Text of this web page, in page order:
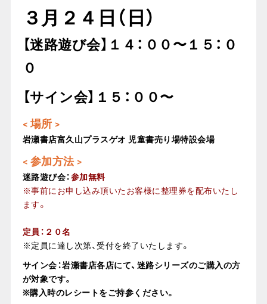
３月２４日（日）
【迷路遊び会】１４：００〜１５：０
０
【サイン会】１５：００〜
< 場所 >
岩瀬書店富久山プラスゲオ 児童書売り場特設会場
< 参加方法 >
迷路遊び会：参加無料
※事前にお申し込み頂いたお客様に整理券を配布いたし
ます。
定員：２０名
※定員に達し次第、受付を終了いたします。
サイン会：岩瀬書店各店にて、迷路シリーズのご購入の方
が対象です。
※購入時のレシートをご持参ください。